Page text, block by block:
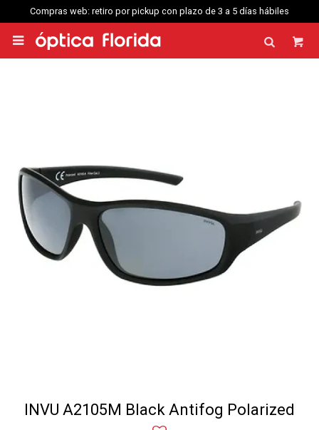
Compras web: retiro por pickup con plazo de 3 a 5 días hábiles

INVU A2105M Black Antifog Polarized